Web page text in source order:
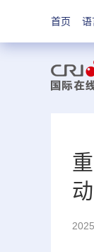
首页 语
动